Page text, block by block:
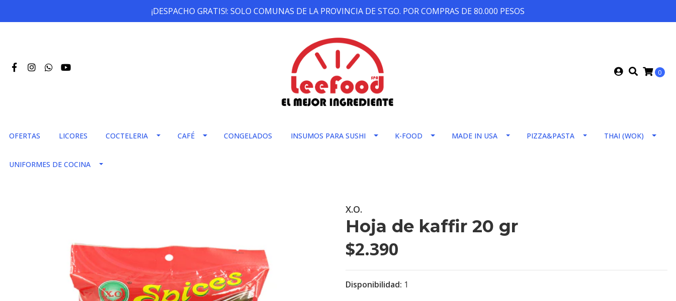
¡DESPACHO GRATIS!: SOLO COMUNAS DE LA PROVINCIA DE STGO. POR COMPRAS DE 80.000 PESOS
0
OFERTAS LICORES COCTELERIA CAFÉ CONGELADOS INSUMOS PARA SUSHI K-FOOD MADE IN USA PIZZA&PASTA THAI (WOK)
UNIFORMES DE COCINA
X.O.
Hoja de kaffir 20 gr
$2.390
Disponibilidad: 1